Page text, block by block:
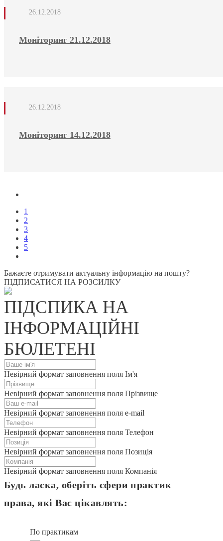
26.12.2018
Моніторинг 21.12.2018
26.12.2018
Моніторинг 14.12.2018
1
2
3
4
5
Бажаєте отримувати актуальну інформацію на пошту?
ПІДПИСАТИСЯ НА РОЗСИЛКУ
ПІДСПИКА НА
ІНФОРМАЦІЙНІ
БЮЛЕТЕНІ
Невірний формат заповнення поля Ім'я
Невірний формат заповнення поля Прізвище
Невірний формат заповнення поля e-mail
Невірний формат заповнення поля Телефон
Невірний формат заповнення поля Позиція
Невірний формат заповнення поля Компанія
Будь ласка, оберіть сфери практик
права, які Вас цікавлять:
По практикам